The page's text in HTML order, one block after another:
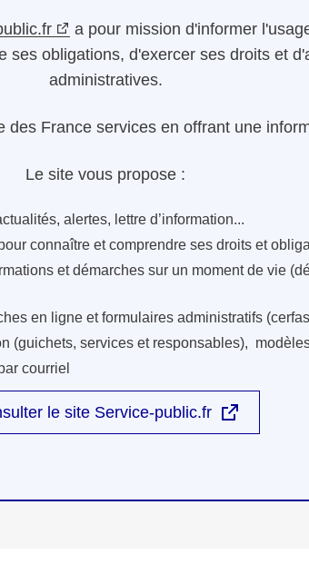
a pour mission d'informer
ses obligations, d'exercer ses droits et
administratives.
des France services en offrant une
Le site vous propose :
alertes, lettre d’information...
connaître et comprendre ses droits et
et démarches sur un moment de vie
en ligne et formulaires administratifs
(guichets, services et responsables),
courriel
le site Service-public.fr